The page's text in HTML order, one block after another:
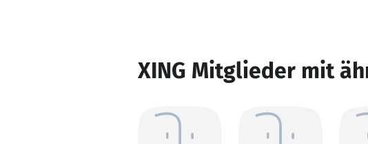
XING Mitglieder mit